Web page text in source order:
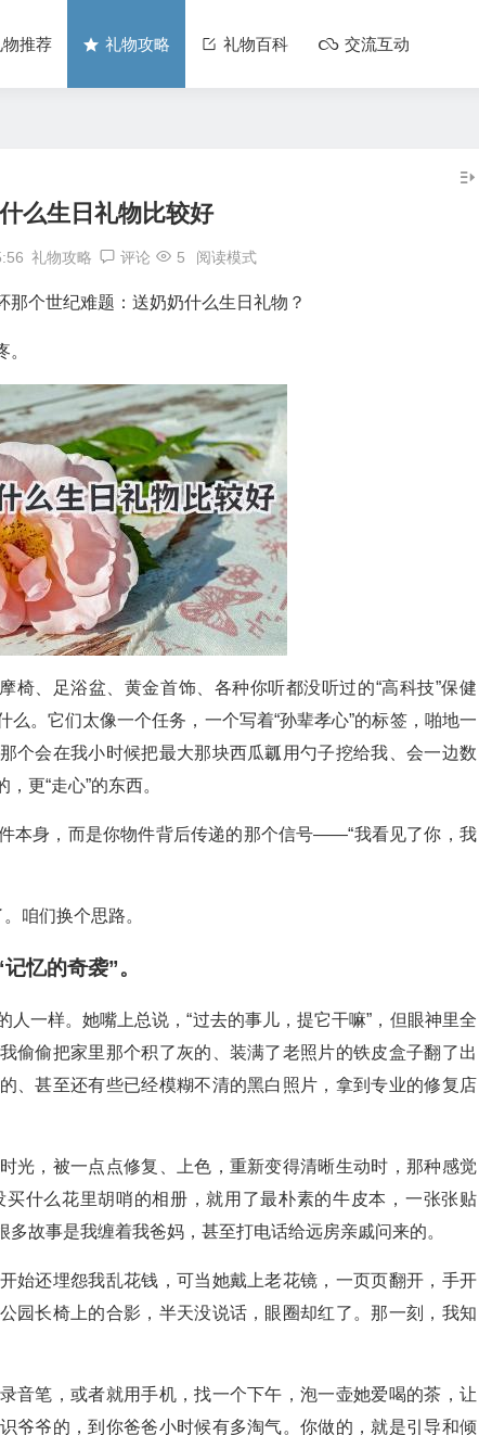
物推荐 礼物攻略 礼物百科 交流互动
么生日礼物比较好
礼物攻略 评论 5 阅读模式
个世纪难题：送奶奶什么生日礼物？
椅、足浴盆、黄金首饰、各种你听都没听过的“高科技”保健
。它们太像一个任务，一个写着“孙辈孝心”的标签，啪地一
个会在我小时候把最大那块西瓜瓤用勺子挖给我、会一边数
更“走心”的东西。
本身，而是你物件背后传递的那个信号——“我看见了你，我
咱们换个思路。
忆的奇袭”。
一样。她嘴上总说，“过去的事儿，提它干嘛”，但眼神里全
偷偷把家里那个积了灰的、装满了老照片的铁皮盒子翻了出
、甚至还有些已经模糊不清的黑白照片，拿到专业的修复店
光，被一点点修复、上色，重新变得清晰生动时，那种感觉
什么花里胡哨的相册，就用了最朴素的牛皮本，一张张贴
故事是我缠着我爸妈，甚至打电话给远房亲戚问来的。
始还埋怨我乱花钱，可当她戴上老花镜，一页页翻开，手开
园长椅上的合影，半天没说话，眼圈却红了。那一刻，我知
音笔，或者就用手机，找一个下午，泡一壶她爱喝的茶，让
爷爷的，到你爸爸小时候有多淘气。你做的，就是引导和倾